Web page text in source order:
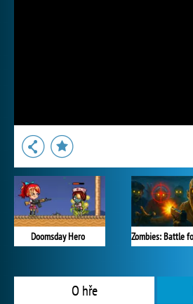
Doomsday Hero
O hře